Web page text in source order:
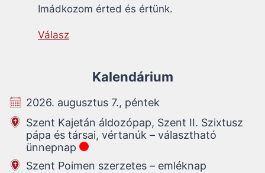
Imádkozom érted és értünk.
Válasz
Kalendárium
2026. augusztus 7., péntek
Szent Kajetán áldozópap, Szent II. Szixtusz
pápa és társai, vértanúk – választható
ünnepnap
Szent Poimen szerzetes – emléknap